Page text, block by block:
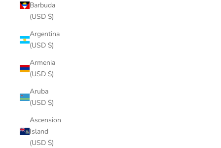
Barbuda
(USD $)
Argentina
(USD $)
Armenia
(USD $)
Aruba
(USD $)
Ascension
Island
(USD $)